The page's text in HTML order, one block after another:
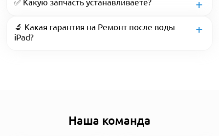
🔬 Какая гарантия на Ремонт после воды
iPad?
Наша команда